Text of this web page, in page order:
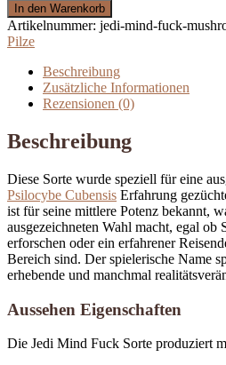
In den Warenkorb
Artikelnummer: jedi-mind-fuck-
Pilze
Beschreibung
Zusätzliche Informationen
Rezensionen (0)
Beschreibung
Diese Sorte wurde speziell für eine
Psilocybe Cubensis Erfahrung
ist für seine mittlere Potenz bekannt,
ausgezeichneten Wahl macht, egal ob
erforschen oder ein erfahrener
Bereich sind. Der spielerische Name
erhebende und manchmal
Aussehen Eigenschaften
Die Jedi Mind Fuck Sorte produziert